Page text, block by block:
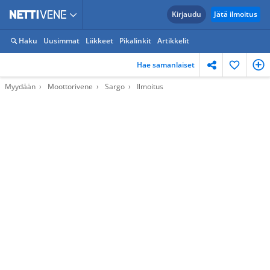
Kirjaudu Jätä ilmoitus
Haku Uusimmat Liikkeet Pikalinkit Artikkelit
Hae samanlaiset
Myydään Moottorivene Sargo Ilmoitus